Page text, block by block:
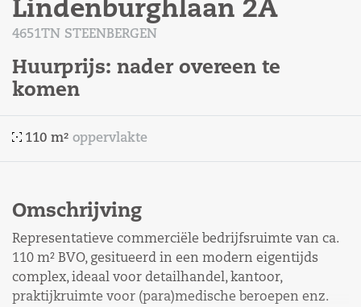
Lindenburghlaan 2A
4651TN STEENBERGEN
Huurprijs: nader overeen te
komen
110 m² oppervlakte
Omschrijving
Representatieve commerciële bedrijfsruimte van ca.
110 m² BVO, gesitueerd in een modern eigentijds
complex, ideaal voor detailhandel, kantoor,
praktijkruimte voor (para)medische beroepen enz.